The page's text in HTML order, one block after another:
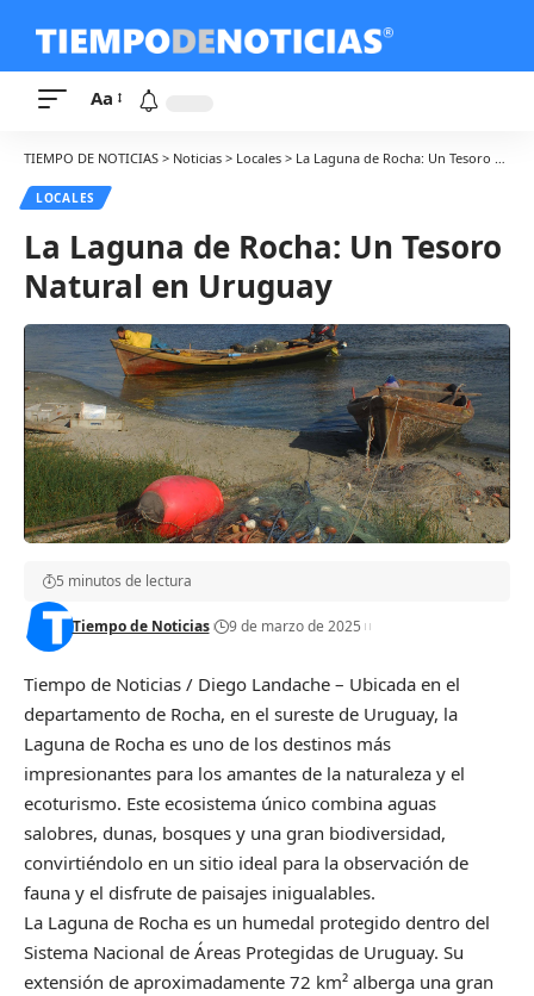
Aa
TIEMPO DE NOTICIAS > Noticias > Locales > La Laguna de Rocha: Un Tesoro Natural en Uruguay
LOCALES
La Laguna de Rocha: Un Tesoro
Natural en Uruguay
Tiempo de Noticias 9 de marzo de 2025
5 minutos de lectura
Tiempo de Noticias / Diego Landache – Ubicada en el
departamento de Rocha, en el sureste de Uruguay, la
Laguna de Rocha es uno de los destinos más
impresionantes para los amantes de la naturaleza y el
ecoturismo. Este ecosistema único combina aguas
salobres, dunas, bosques y una gran biodiversidad,
convirtiéndolo en un sitio ideal para la observación de
fauna y el disfrute de paisajes inigualables.
La Laguna de Rocha es un humedal protegido dentro del
Sistema Nacional de Áreas Protegidas de Uruguay. Su
extensión de aproximadamente 72 km² alberga una gran